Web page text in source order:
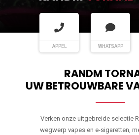
APPEL WHATSAPP
RANDM
UW BETROUWBARE
Verken onze uitgebreide selectie
wegwerp vapes en e-sigaretten,